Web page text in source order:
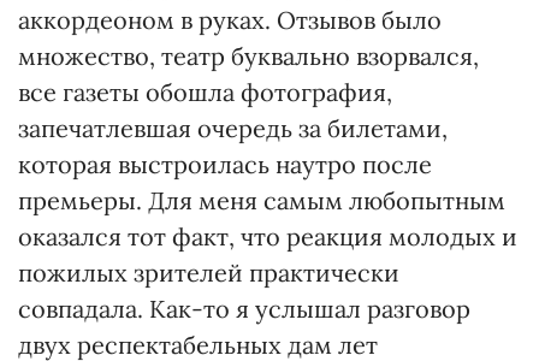
аккордеоном в руках. Отзывов было
множество, театр буквально взорвался,
все газеты обошла фотография,
запечатлевшая очередь за билетами,
которая выстроилась наутро после
премьеры. Для меня самым любопытным
оказался тот факт, что реакция молодых и
пожилых зрителей практически
совпадала. Как-то я услышал разговор
двух респектабельных дам лет